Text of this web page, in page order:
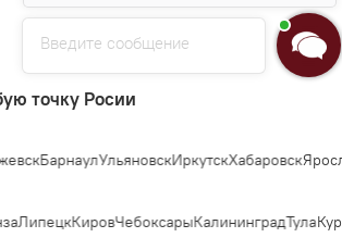
точку Росии
УльяновскИркутскХабаровскЯрославль
КировЧебоксарыКалининградТулаКурск
Введите сообщение